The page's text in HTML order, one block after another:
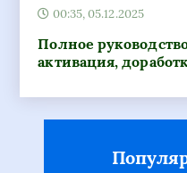
00:35, 05.12.2025
Полное
активация,